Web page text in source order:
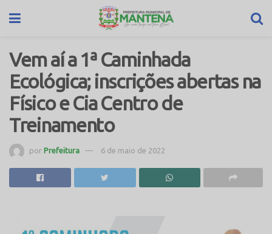
Vem aí a 1ª Caminhada
Ecológica; inscrições abertas na
Físico e Cia Centro de
Treinamento
por Prefeitura 6 de maio de 2022